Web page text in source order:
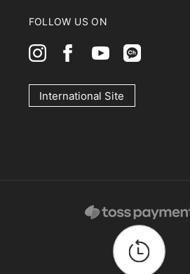
FOLLOW US ON
International Site